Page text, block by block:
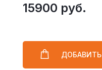
15900 руб.
ДОБАВИТЬ